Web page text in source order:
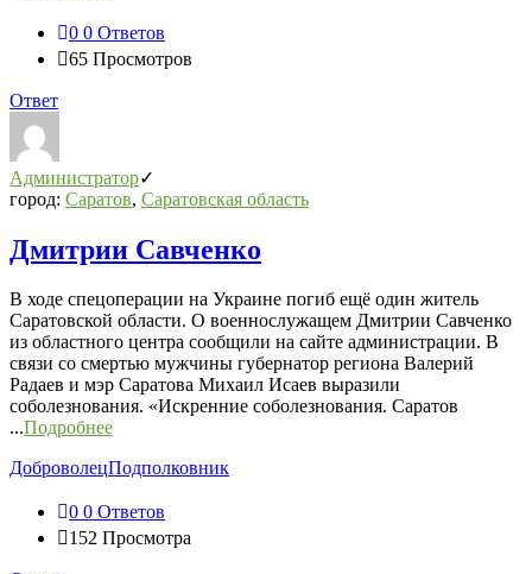
0 0 Ответов
65 Просмотров
Ответ
Администратор
город: Саратов, Саратовская область
Дмитрии Савченко
В ходе спецоперации на Украине погиб ещё один житель
Саратовской области. О военнослужащем Дмитрии Савченко
из областного центра сообщили на сайте администрации. В
связи со смертью мужчины губернатор региона Валерий
Радаев и мэр Саратова Михаил Исаев выразили
соболезнования. «Искренние соболезнования. Саратов
...Подробнее
ДоброволецПодполковник
0 0 Ответов
152 Просмотра